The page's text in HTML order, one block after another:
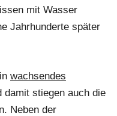
mit Wasser
Jahrhunderte später
wachsendes
damit stiegen auch die
Neben der